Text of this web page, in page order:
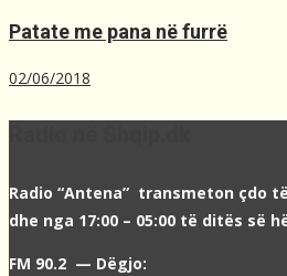
Patate me pana në furrë
02/06/2018
Radio “Antena” transmeton çdo
dhe nga 17:00 – 05:00 të ditës së
FM 90.2 — Dëgjo: